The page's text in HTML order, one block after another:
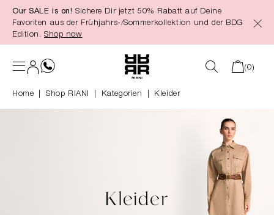
springen
Our SALE is on! Sichere Dir jetzt 50% Rabatt auf Deine
Favoriten aus der Frühjahrs-/Sommerkollektion und der BDG
Edition. Shop now
(0)
Home Shop RIANI Kategorien Kleider
Kleider